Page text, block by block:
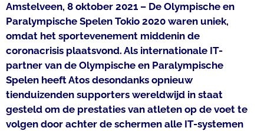
Amstelveen, 8 oktober 2021 – De Olympische en
Paralympische Spelen Tokio 2020 waren uniek,
omdat het sportevenement middenin de
coronacrisis plaatsvond. Als internationale IT-
partner van de Olympische en Paralympische
Spelen heeft Atos desondanks opnieuw
tienduizenden supporters wereldwijd in staat
gesteld om de prestaties van atleten op de voet te
volgen door achter de schermen alle IT-systemen